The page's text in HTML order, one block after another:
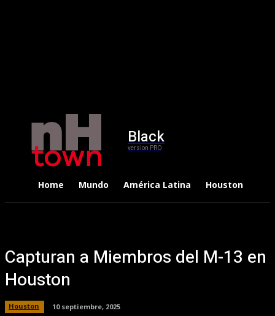
Black
version PRO
Home Mundo América Latina Houston
Capturan a Miembros del M-13 en
Houston
Houston 10 septiembre, 2025